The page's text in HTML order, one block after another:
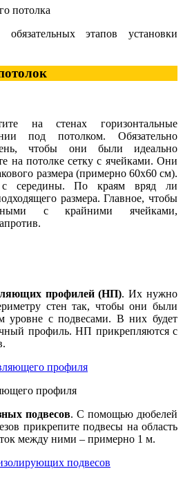
потолка
этапов установки
на стенах горизонтальные
под потолком. Обязательно
чтобы они были идеально
на потолке сетку с ячейками. Они
размера (примерно 60х60 см).
середины. По краям вряд ли
размера. Главное, чтобы
с крайними ячейками,
профилей (НП). Их нужно
стен так, чтобы они были
уровне с подвесами. В них будет
профиль. НП прикрепляются с
профиля
подвесов. С помощью дюбелей
прикрепите подвесы на область
между ними – примерно 1 м.